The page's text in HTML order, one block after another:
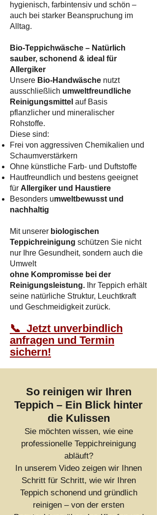
hygienisch, farbintensiv und schön –
auch bei starker Beanspruchung im
Alltag.
Bio-Teppichwäsche – Natürlich
sauber, schonend & ideal für
Allergiker
Unsere Bio-Handwäsche nutzt
ausschließlich umweltfreundliche
Reinigungsmittel auf Basis
pflanzlicher und mineralischer
Rohstoffe.
Diese sind:
Frei von aggressiven Chemikalien und
Schaumverstärkern
Ohne künstliche Farb- und Duftstoffe
Hautfreundlich und bestens geeignet
für Allergiker und Haustiere
Besonders umweltbewusst und
nachhaltig
Mit unserer biologischen
Teppichreinigung schützen Sie nicht
nur Ihre Gesundheit, sondern auch die
Umwelt
ohne Kompromisse bei der
Reinigungsleistung. Ihr Teppich erhält
seine natürliche Struktur, Leuchtkraft
und Geschmeidigkeit zurück.​
📞 Jetzt unverbindlich
anfragen und Termin
sichern!
So reinigen wir Ihren
Teppich – Ein Blick hinter
die Kulissen
Sie möchten wissen, wie eine
professionelle Teppichreinigung
abläuft?
In unserem Video zeigen wir Ihnen
Schritt für Schritt, wie wir Ihren
Teppich schonend und gründlich
reinigen – von der ersten